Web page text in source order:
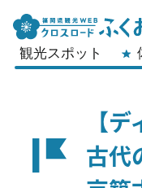
観光スポット
【
古代